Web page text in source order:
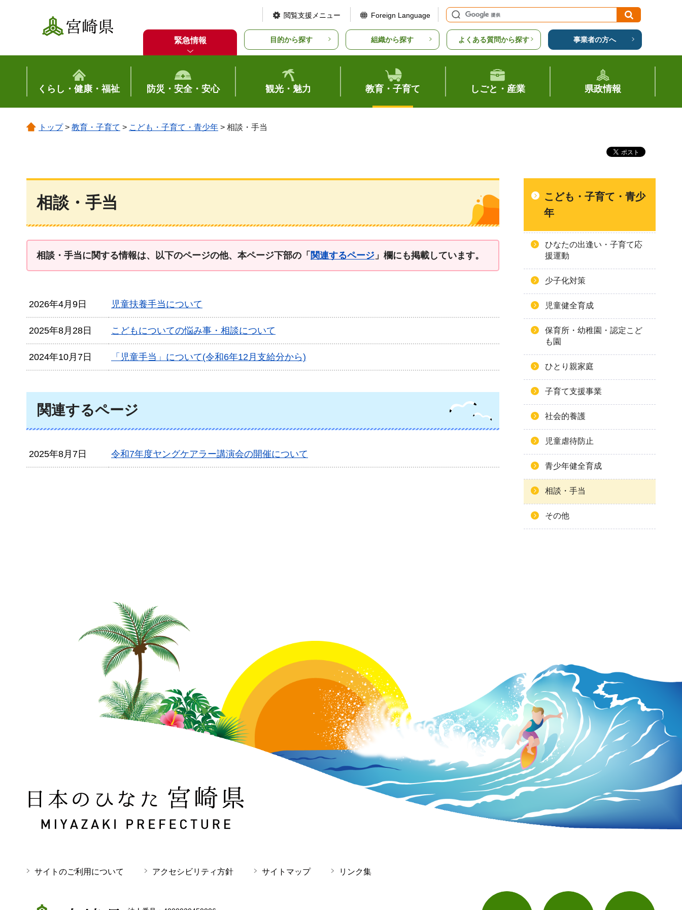
宮崎県
閲覧支援メニュー Foreign Language
緊急情報 目的から探す 組織から探す よくある質問から探す 事業者の方へ
くらし・健康・福祉 防災・安全・安心 観光・魅力 教育・子育て しごと・産業 県政情報
トップ> 教育・子育て > こども・子育て・青少年 > 相談・手当
相談・手当
相談・手当に関する情報は、以下のページの他、本ページ下部の「 関連するページ 」欄にも掲載しています。
2026年4月9日 児童扶養手当について
2025年8月28日 こどもについての悩み事・相談について
2024年10月7日 「児童手当」について(令和6年12月支給分から)
関連するページ
2025年8月7日 令和7年度ヤングケアラー講演会の開催について
こども・子育て・青少
年
ひなたの出逢い・子育て応
援運動
少子化対策
児童健全育成
保育所・幼稚園・認定こど
も園
ひとり親家庭
子育て支援事業
社会的養護
児童虐待防止
青少年健全育成
相談・手当
その他
日本のひなた 宮崎県 MIYAZAKI PREFECTURE
サイトのご利用について アクセシビリティ方針 サイトマップ リンク集